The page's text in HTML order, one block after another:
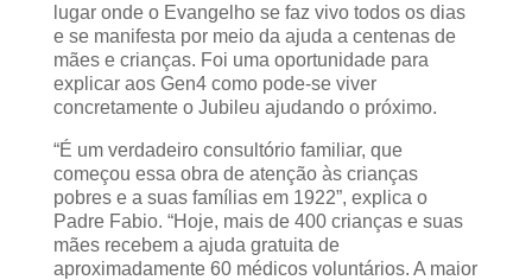
lugar onde o Evangelho se faz vivo todos os dias
e se manifesta por meio da ajuda a centenas de
mães e crianças. Foi uma oportunidade para
explicar aos Gen4 como pode-se viver
concretamente o Jubileu ajudando o próximo.
“É um verdadeiro consultório familiar, que
começou essa obra de atenção às crianças
pobres e a suas famílias em 1922”, explica o
Padre Fabio. “Hoje, mais de 400 crianças e suas
mães recebem a ajuda gratuita de
aproximadamente 60 médicos voluntários. A maior